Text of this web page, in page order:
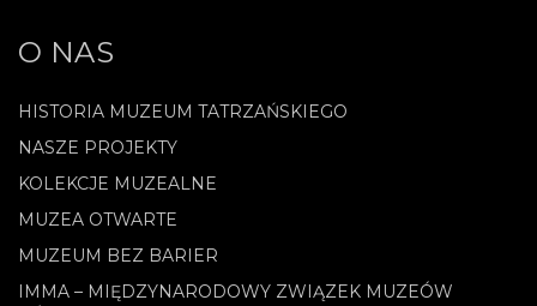
O NAS
HISTORIA MUZEUM TATRZAŃSKIEGO
NASZE PROJEKTY
KOLEKCJE MUZEALNE
MUZEA OTWARTE
MUZEUM BEZ BARIER
IMMA – MIĘDZYNARODOWY ZWIĄZEK MUZEÓW